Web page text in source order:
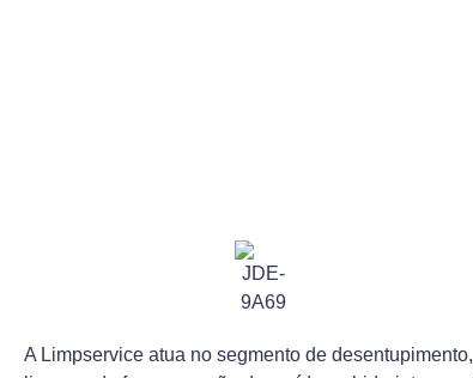
A Limpservice atua no segmento de desentupimento,